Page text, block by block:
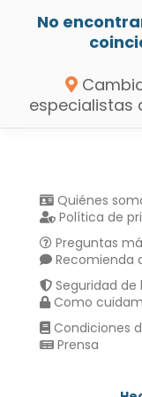
No
especialistas
Quiénes
Política de
Preguntas
Recomienda
Seguridad
Como
Condiciones
Prensa